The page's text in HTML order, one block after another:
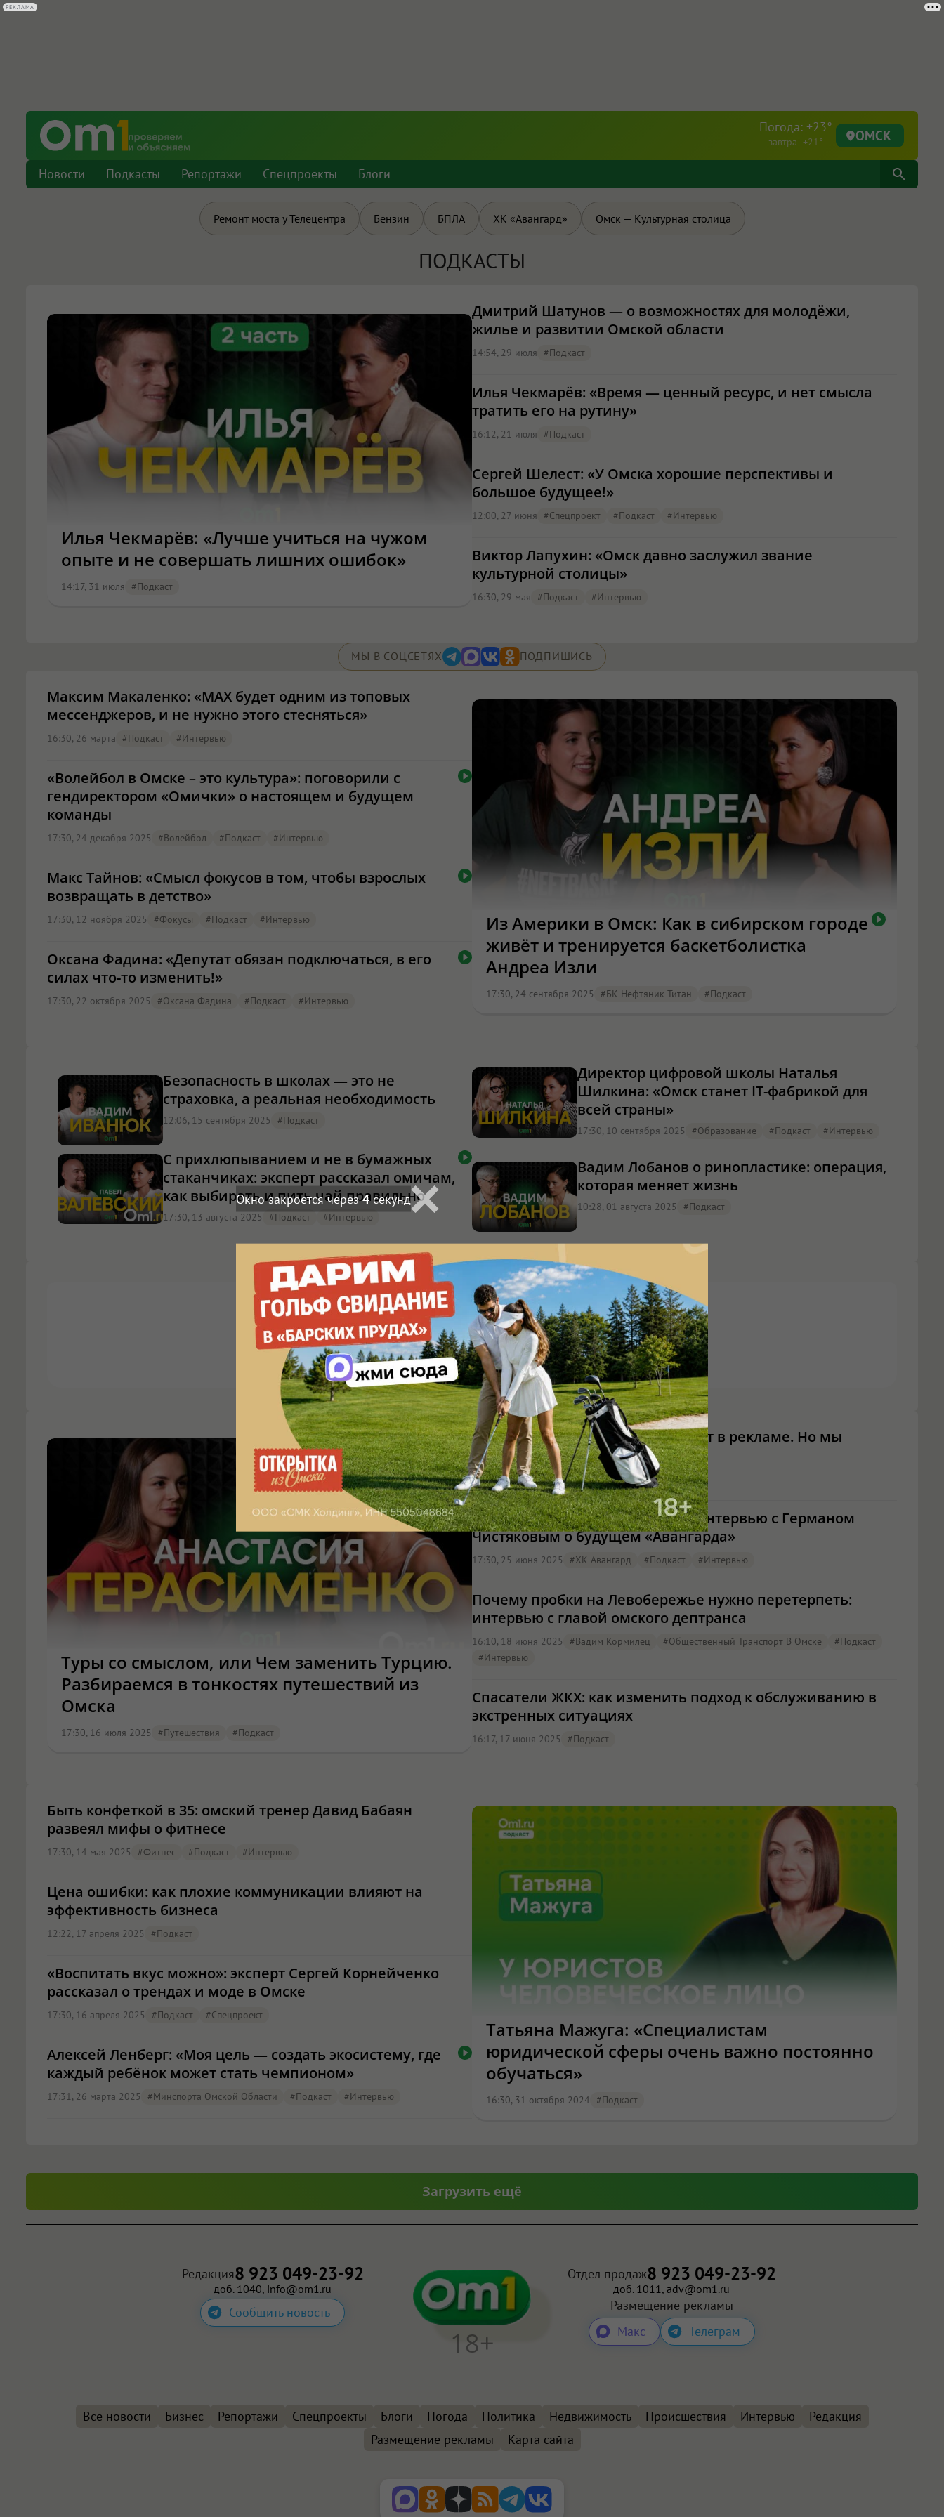
Погода: +23°
завтра +21° ОМСК
Новости Подкасты Репортажи Спецпроекты Блоги
Ремонт моста у Телецентра Бензин БПЛА ХК «Авангард» Омск — Культурная столица
ПОДКАСТЫ
Илья Чекмарёв: «Лучше учиться на чужом
опыте и не совершать лишних ошибок»
14:17, 31 июля #подкаст
Дмитрий Шатунов — о возможностях для молодёжи,
жилье и развитии Омской области
14:54, 29 июля #подкаст
Илья Чекмарёв: «Время — ценный ресурс, и нет смысла
тратить его на рутину»
16:12, 21 июля #подкаст
Сергей Шелест: «У Омска хорошие перспективы и
большое будущее!»
12:00, 27 июня #Спецпроект #подкаст #интервью
Виктор Лапухин: «Омск давно заслужил звание
культурной столицы»
16:30, 29 мая #подкаст #интервью
МЫ В СОЦСЕТЯХ ПОДПИШИСЬ
Максим Макаленко: «МАХ будет одним из топовых
мессенджеров, и не нужно этого стесняться»
16:30, 26 марта #подкаст #интервью
«Волейбол в Омске – это культура»: поговорили с
гендиректором «Омички» о настоящем и будущем
команды
17:30, 24 декабря 2025 #волейбол #подкаст #интервью
Макс Тайнов: «Смысл фокусов в том, чтобы взрослых
возвращать в детство»
17:30, 12 ноября 2025 #фокусы #подкаст #интервью
Оксана Фадина: «Депутат обязан подключаться, в его
силах что-то изменить!»
17:30, 22 октября 2025 #Оксана Фадина #подкаст #интервью
Из Америки в Омск: Как в сибирском городе
живёт и тренируется баскетболистка
Андреа Изли
17:30, 24 сентября 2025 #БК Нефтяник Титан #подкаст
Безопасность в школах — это не
страховка, а реальная необходимость
12:06, 15 сентября 2025 #подкаст
Директор цифровой школы Наталья
Шилкина: «Омск станет IT-фабрикой для
всей страны»
17:30, 10 сентября 2025 #образование #подкаст #интервью
С прихлюпыванием и не в бумажных
стаканчиках: эксперт рассказал омичам,
как выбирать и пить чай правильно
17:30, 13 августа 2025 #подкаст #интервью
Вадим Лобанов о ринопластике: операция,
которая меняет жизнь
10:28, 01 августа 2025 #подкаст
Туры со смыслом, или Чем заменить Турцию.
Разбираемся в тонкостях путешествий из
Омска
17:30, 16 июля 2025 #путешествия #подкаст
Юристы об этом не рассказывают в рекламе. Но мы
расскажем
14:47, 30 июня 2025 #подкаст
«Омск — хоккейная столица?»: интервью с Германом
Чистяковым о будущем «Авангарда»
17:30, 25 июня 2025 #ХК Авангард #подкаст #интервью
Почему пробки на Левобережье нужно перетерпеть:
интервью с главой омского дептранса
16:10, 18 июня 2025 #Вадим Кормилец #Общественный Транспорт В Омске
#подкаст
#интервью
Спасатели ЖКХ: как изменить подход к обслуживанию в
экстренных ситуациях
16:17, 17 июня 2025 #подкаст
Быть конфеткой в 35: омский тренер Давид Бабаян
развеял мифы о фитнесе
17:30, 14 мая 2025 #фитнес #подкаст #интервью
Цена ошибки: как плохие коммуникации влияют на
эффективность бизнеса
12:22, 17 апреля 2025 #подкаст
«Воспитать вкус можно»: эксперт Сергей Корнейченко
рассказал о трендах и моде в Омске
17:30, 16 апреля 2025 #подкаст #Спецпроект
Алексей Ленберг: «Моя цель — создать экосистему, где
каждый ребёнок может стать чемпионом»
17:31, 26 марта 2025 #Минспорта Омской Области #подкаст #интервью
Татьяна Мажуга: «Специалистам
юридической сферы очень важно постоянно
обучаться»
16:30, 31 октября 2024 #подкаст
Загрузить ещё
Окно закроется через3секунд
РЕКЛАМА
Редакция8 923 049-23-92
доб. 1040, info@om1.ru
Сообщить новость
18+
Отдел продаж8 923 049-23-92
доб. 1011, adv@om1.ru
Размещение рекламы
Макс
Телеграм
Все новости Бизнес Репортажи Спецпроекты Блоги Погода Политика Недвижимость Происшествия Интервью
Редакция
Размещение рекламы
Карта сайта